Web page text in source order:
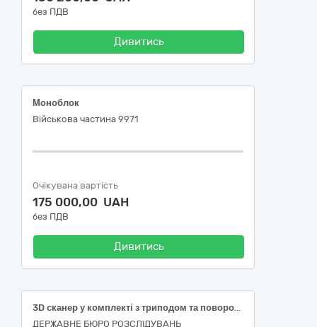
без ПДВ
Дивитись
Моноблок
Військова частина 9971
Очікувана вартість
175 000,00 UAH
без ПДВ
Дивитись
3D сканер у комплекті з триподом та поворотною платформою (ДК 021:2015: 30210000-4 Машини для обробки даних (апаратна частина))
ДЕРЖАВНЕ БЮРО РОЗСЛІДУВАНЬ